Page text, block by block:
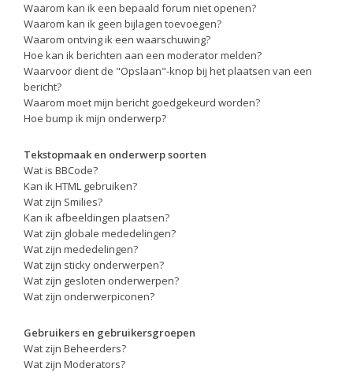
Waarom kan ik een bepaald forum niet openen?
Waarom kan ik geen bijlagen toevoegen?
Waarom ontving ik een waarschuwing?
Hoe kan ik berichten aan een moderator melden?
Waarvoor dient de "Opslaan"-knop bij het plaatsen van een
bericht?
Waarom moet mijn bericht goedgekeurd worden?
Hoe bump ik mijn onderwerp?
Tekstopmaak en onderwerp soorten
Wat is BBCode?
Kan ik HTML gebruiken?
Wat zijn Smilies?
Kan ik afbeeldingen plaatsen?
Wat zijn globale mededelingen?
Wat zijn mededelingen?
Wat zijn sticky onderwerpen?
Wat zijn gesloten onderwerpen?
Wat zijn onderwerpiconen?
Gebruikers en gebruikersgroepen
Wat zijn Beheerders?
Wat zijn Moderators?